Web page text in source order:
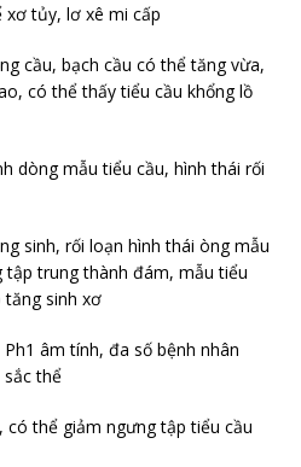
xơ tủy, lơ xê mi cấp
cầu, bạch cầu có thể tăng vừa,
có thể thấy tiểu cầu khổng lồ
dòng mẫu tiểu cầu, hình thái rối
sinh, rối loạn hình thái òng mẫu
trung thành đám, mẫu tiểu
sinh xơ
âm tính, đa số bệnh nhân
thể
có thể giảm ngưng tập tiểu cầu